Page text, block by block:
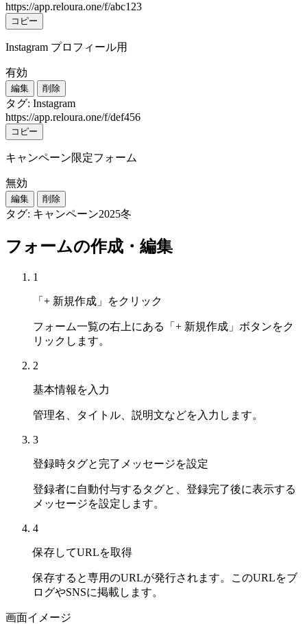
https://app.reloura.one/f/abc123
コピー
Instagram プロフィール用
有効
編集 削除
タグ: Instagram
https://app.reloura.one/f/def456
コピー
キャンペーン限定フォーム
無効
編集 削除
タグ: キャンペーン2025冬
フォームの作成・編集
1
「+ 新規作成」をクリック
フォーム一覧の右上にある「+ 新規作成」ボタンをク
リックします。
2
基本情報を入力
管理名、タイトル、説明文などを入力します。
3
登録時タグと完了メッセージを設定
登録者に自動付与するタグと、登録完了後に表示する
メッセージを設定します。
4
保存してURLを取得
保存すると専用のURLが発行されます。このURLをブ
ログやSNSに掲載します。
画面イメージ